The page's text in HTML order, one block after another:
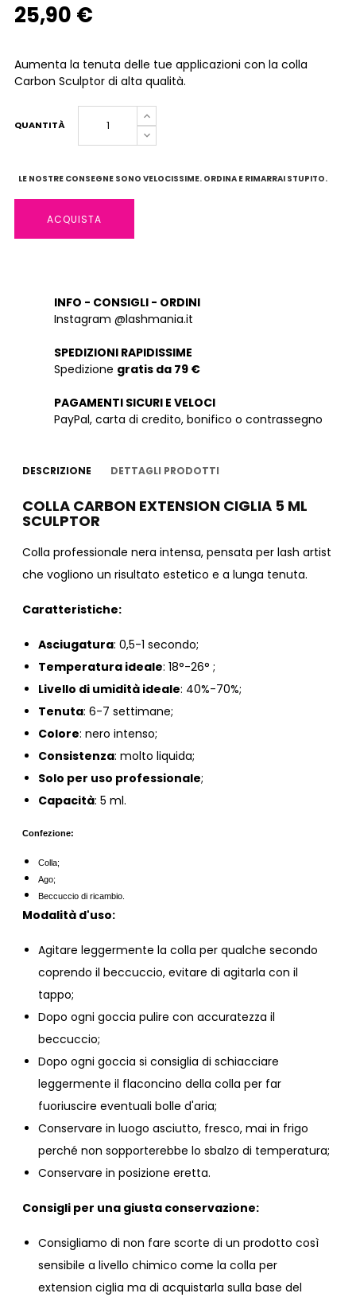
25,90 €
Aumenta la tenuta delle tue applicazioni con la colla
Carbon Sculptor di alta qualità.
QUANTITÀ
LE NOSTRE CONSEGNE SONO VELOCISSIME. ORDINA E RIMARRAI STUPITO.
ACQUISTA
INFO - CONSIGLI - ORDINI
Instagram @lashmania.it
SPEDIZIONI RAPIDISSIME
Spedizione gratis da 79 €
PAGAMENTI SICURI E VELOCI
PayPal, carta di credito, bonifico o contrassegno
DESCRIZIONE DETTAGLI PRODOTTI
COLLA CARBON EXTENSION CIGLIA 5 ML
SCULPTOR
Colla professionale nera intensa, pensata per lash artist
che vogliono un risultato estetico e a lunga tenuta.
Caratteristiche:
Asciugatura: 0,5-1 secondo;
Temperatura ideale: 18°-26° ;
Livello di umidità ideale: 40%-70%;
Tenuta: 6-7 settimane;
Colore: nero intenso;
Consistenza: molto liquida;
Solo per uso professionale;
Capacità: 5 ml.
Confezione:
Colla;
Ago;
Beccuccio di ricambio.
Modalità d'uso:
Agitare leggermente la colla per qualche secondo
coprendo il beccuccio, evitare di agitarla con il
tappo;
Dopo ogni goccia pulire con accuratezza il
beccuccio;
Dopo ogni goccia si consiglia di schiacciare
leggermente il flaconcino della colla per far
fuoriuscire eventuali bolle d'aria;
Conservare in luogo asciutto, fresco, mai in frigo
perché non sopporterebbe lo sbalzo di temperatura;
Conservare in posizione eretta.
Consigli per una giusta conservazione:
Consigliamo di non fare scorte di un prodotto così
sensibile a livello chimico come la colla per
extension ciglia ma di acquistarla sulla base del